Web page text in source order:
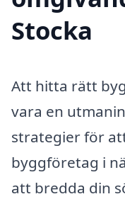
Stocka
Att hitta rätt
vara en
strategier för
byggföretag i
att bredda din